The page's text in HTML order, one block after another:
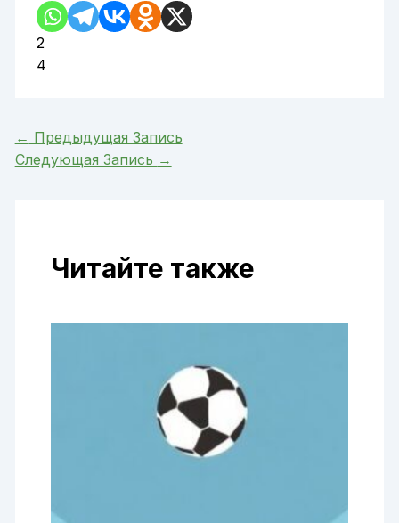
2
4
← Предыдущая Запись
Следующая Запись →
Читайте также